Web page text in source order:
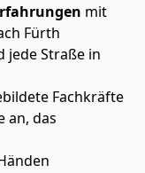
mit
Fürth
jede Straße in
Fachkräfte
an, das